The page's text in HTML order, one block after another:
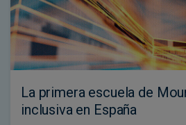
La primera escuela de
inclusiva en España